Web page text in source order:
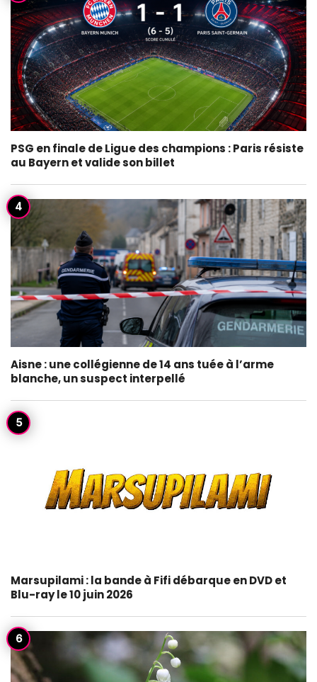
PSG en finale de Ligue des champions : Paris résiste
au Bayern et valide son billet
Aisne : une collégienne de 14 ans tuée à l’arme
blanche, un suspect interpellé
Marsupilami : la bande à Fifi débarque en DVD et
Blu-ray le 10 juin 2026